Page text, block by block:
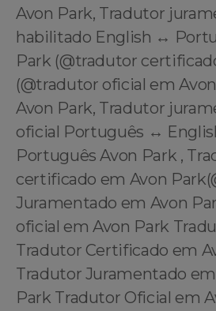
Avon Park, Tradutor
habilitado English ↔️
Park (@tradutor
(@tradutor oficial em
Avon Park, Tradutor
oficial Português ↔️
Português Avon Park ,
certificado em Avon
Juramentado em Avon
oficial em Avon Park
Tradutor Certificado em
Tradutor Juramentado
Park Tradutor Oficial em